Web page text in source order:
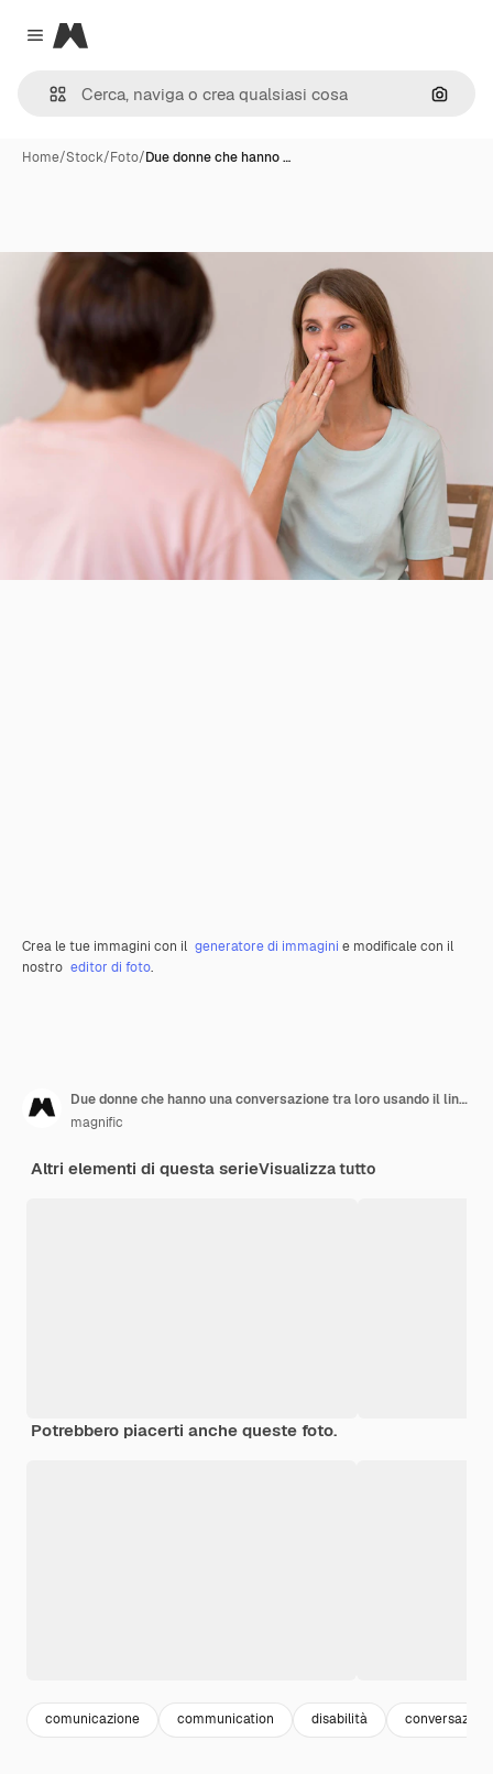
Close menu
Magnific
Cerca
Home/Stock/Foto/Due donne che hanno …
Crea le tue immagini con il generatore di immagini e modificale con il
nostro editor di foto.
Due donne che hanno una conversazione tra loro usando il linguaggio dei segni
magnific
Altri elementi di questa serieVisualizza tutto
Potrebbero piacerti anche queste foto.
comunicazione communication disabilità